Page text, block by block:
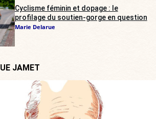
Cyclisme féminin et dopage : le
profilage du soutien-gorge en question
Marie Delarue
JAMET